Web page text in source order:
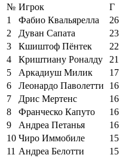
№ Игрок
Г
1
Фабио Квальярелла
26
2
Дуван Сапата
23
3
Кшиштоф Пёнтек
22
4
Криштиану Роналду
21
5
Аркадиуш Милик
17
6
Леонардо Паволетти
16
7
Дрис Мертенс
16
8
Франческо Капуто
16
9
Андреа Петанья
16
10 Чиро Иммобиле
15
11 Андреа Белотти
15